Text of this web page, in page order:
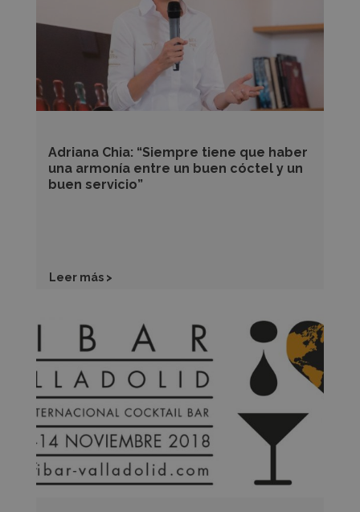
Adriana Chia: “Siempre tiene que haber
una armonía entre un buen cóctel y un
buen servicio”
armonía
entre
buen
cóctel
Leer más >
VALLADOLID,
el
evento
anual
dedicado
al
sector
de